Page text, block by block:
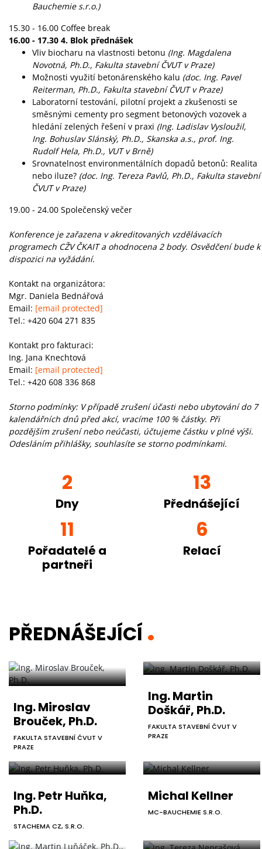
Bauchemie s.r.o.)
15.30 - 16.00 Coffee break
16.00 - 17.30 4. Blok přednášek
Vliv biocharu na vlastnosti betonu (Ing. Magdalena
Novotná, Ph.D., Fakulta stavební ČVUT v Praze)
Možnosti využití betonárenského kalu (doc. Ing. Pavel
Reiterman, Ph.D., Fakulta stavební ČVUT v Praze)
Laboratorní testování, pilotní projekt a zkušenosti se
směsnými cementy pro segment betonových vozovek a
hledání zelených řešení v praxi (Ing. Ladislav Vysloužil,
Ing. Bohuslav Slánský, Ph.D., Skanska a.s., prof. Ing.
Rudolf Hela, Ph.D., VUT v Brně)
Srovnatelnost environmentálních dopadů betonů: Realita
nebo iluze? (doc. Ing. Tereza Pavlů, Ph.D., Fakulta stavební
ČVUT v Praze)
19.00 - 24.00 Společenský večer
Konference je zařazena v akreditovaných vzdělávacích
programech CŽV ČKAIT a ohodnocena 2 body. Osvědčení bude k
dispozici na vyžádání.
Kontakt na organizátora:
Mgr. Daniela Bednářová
Email: [email protected]
Tel.: +420 604 271 835
Kontakt pro fakturaci:
Ing. Jana Knechtová
Email: [email protected]
Tel.: +420 608 336 868
Storno podmínky: V případě zrušení účasti nebo ubytování do 7
kalendářních dnů před akcí, vracíme 100 % částky. Při
pozdějším zrušení nebo neúčasti, účtujeme částku v plné výši.
Odesláním přihlášky, souhlasíte se storno podmínkami.
2
Dny
13
Přednášející
11
Pořadatelé a
partneři
6
Relací
PŘEDNÁŠEJÍCÍ
Ing. Miroslav
Brouček, Ph.D.
FAKULTA STAVEBNÍ ČVUT V
PRAZE
Ing. Martin
Doškář, Ph.D.
FAKULTA STAVEBNÍ ČVUT V
PRAZE
Ing. Petr Huňka,
Ph.D.
STACHEMA CZ, S.R.O.
Michal Kellner
MC-BAUCHEMIE S.R.O.